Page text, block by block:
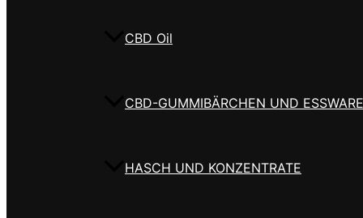
CBD Oil
CBD-GUMMIBÄRCHEN UND
HASCH UND KONZENTRATE